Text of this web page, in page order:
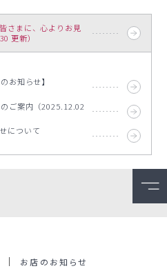
さまに、心よりお見
更新）
お知らせ】
ご案内（2025.12.02
について
お店のお知らせ